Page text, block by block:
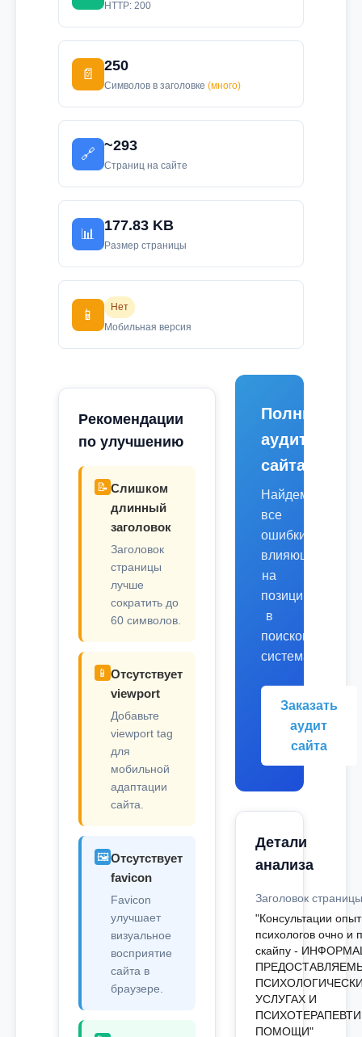
HTTP: 200
📄
250
Символов в заголовке (много)
🔗
~293
Страниц на сайте
📊
177.83 KB
Размер страницы
📱
Нет
Мобильная версия
Рекомендации
по улучшению
📝 Слишком
длинный
заголовок
Заголовок
страницы
лучше
сократить до
60 символов.
📱 Отсутствует
viewport
Добавьте
viewport tag
для
мобильной
адаптации
сайта.
🖼️Отсутствует
favicon
Favicon
улучшает
визуальное
восприятие
сайта в
браузере.
Полный
аудит
сайта
Найдем
все
ошибки,
влияющие
на
позиции
в
поисковых
системах.
Заказать
аудит
сайта
Детали
анализа
Заголовок страницы
"Консультации
психологов очно и
скайпу -
УСЛУГАХ И
ПОМОЩИ"